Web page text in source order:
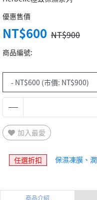
優惠售價
NT$600 NT$900
商品編號:
加入最愛
任選折扣 保濕凍膜、
商品介紹